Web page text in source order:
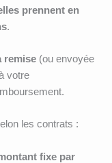
prennent en
.
remise (ou envoyée
votre
les contrats :
fixe par